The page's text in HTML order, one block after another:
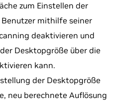
zum Einstellen der
mithilfe seiner
deaktivieren und
Desktopgröße über die
kann.
der Desktopgröße
neu berechnete Auflösung